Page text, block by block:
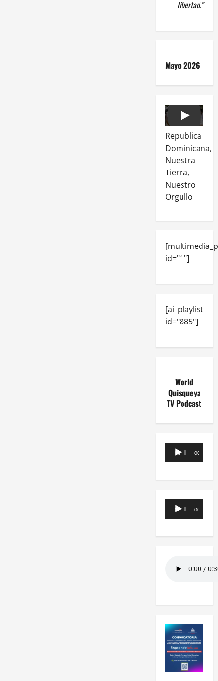
libertad.”
Mayo 2026
Play
Republica
Dominicana,
Nuestra
Tierra,
Nuestro
Orgullo
id="1"]
[ai_playlist
id="885"]
World
Quisqueya
TV Podcast
Reproductor
de
00:00 00:00
Reproductor
de
00:00 00:00